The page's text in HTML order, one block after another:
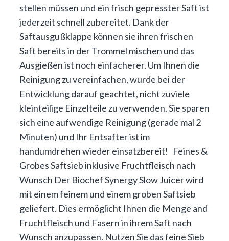
stellen müssen und ein frisch gepresster Saft ist
jederzeit schnell zubereitet. Dank der
Saftausgußklappe können sie ihren frischen
Saft bereits in der Trommel mischen und das
Ausgießen ist noch einfacherer. Um Ihnen die
Reinigung zu vereinfachen, wurde bei der
Entwicklung darauf geachtet, nicht zuviele
kleinteilige Einzelteile zu verwenden. Sie sparen
sich eine aufwendige Reinigung (gerade mal 2
Minuten) und Ihr Entsafter ist im
handumdrehen wieder einsatzbereit! Feines &
Grobes Saftsieb inklusive Fruchtfleisch nach
Wunsch Der Biochef Synergy Slow Juicer wird
mit einem feinem und einem groben Saftsieb
geliefert. Dies ermöglicht Ihnen die Menge and
Fruchtfleisch und Fasern in ihrem Saft nach
Wunsch anzupassen. Nutzen Sie das feine Sieb